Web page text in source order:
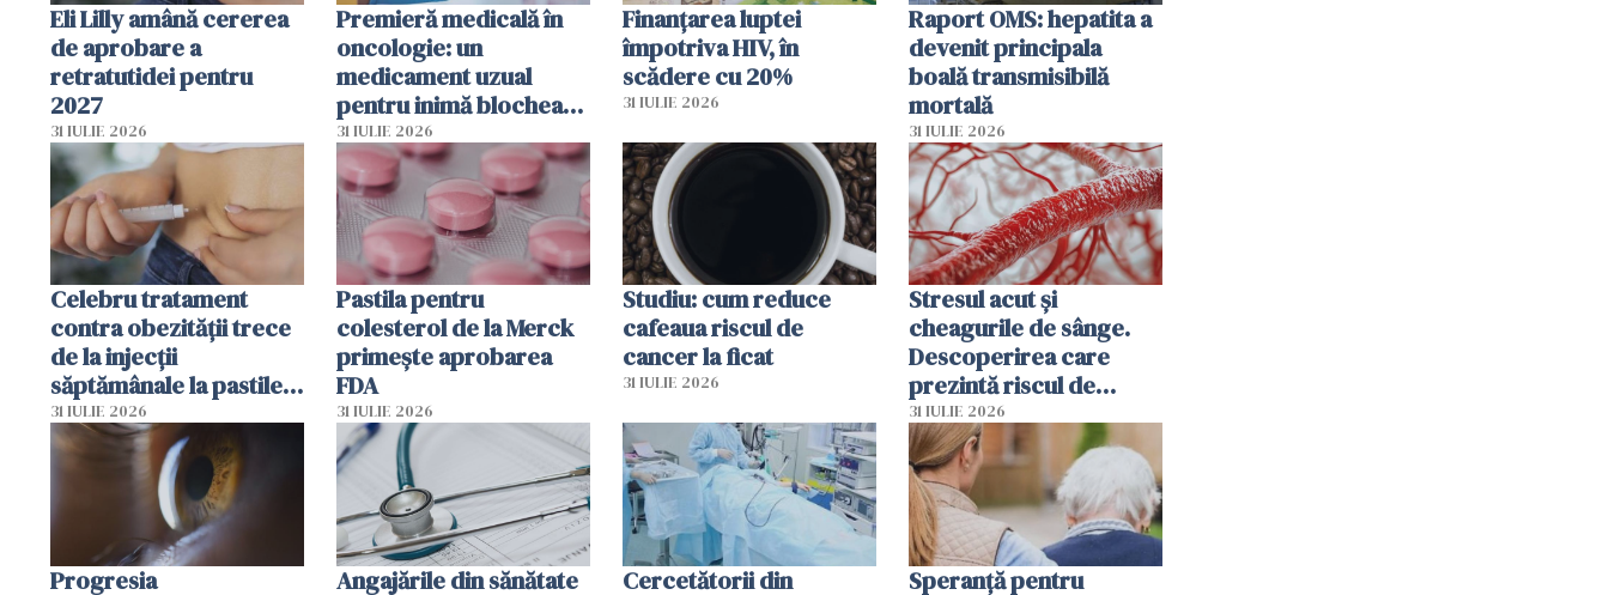
Eli Lilly amână cererea
de aprobare a
retratutidei pentru
2027
31 IULIE 2026
Premieră medicală în
oncologie: un
medicament uzual
pentru inimă blochează
dezvoltarea celulelor
canceroase.
31 IULIE 2026
Finanțarea luptei
împotriva HIV, în
scădere cu 20%
31 IULIE 2026
Raport OMS: hepatita a
devenit principala
boală transmisibilă
mortală
31 IULIE 2026
Celebru tratament
contra obezității trece
de la injecții
săptămânale la pastile
zilnice
31 IULIE 2026
Pastila pentru
colesterol de la Merck
primește aprobarea
FDA
31 IULIE 2026
Studiu: cum reduce
cafeaua riscul de
cancer la ficat
31 IULIE 2026
Stresul acut și
cheagurile de sânge.
Descoperirea care
prezintă riscul de
infarct
31 IULIE 2026
Progresia
Angajările din sănătate
Cercetătorii din
Speranță pentru